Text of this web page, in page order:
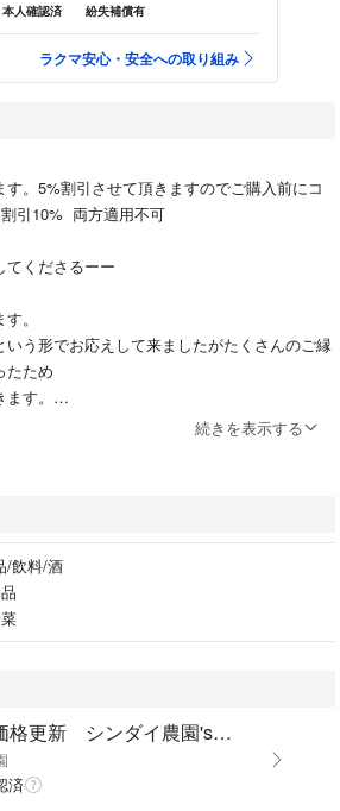
本人確認済 紛失補償有
ラクマ安心・安全への取り組み
。5%割引させて頂きますのでご購入前にコ
引10% 両方適用不可
てくださるーー
。
う形でお応えして来ましたがたくさんのご縁
たため
す。
皆様の優しさの輪を広げさせて頂きます。
み消しにも
労回復 滋養強壮など良い事がたくさんあり
ます。
り 虫に食べられてしまった部分 葉が枯れてい
。
す〜
続きを表示する
/飲料/酒
毎月1日価格更新 シンダイ農園's shop
済